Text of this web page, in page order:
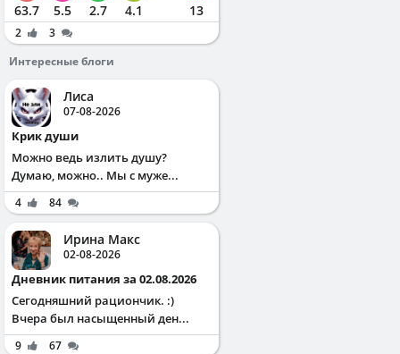
63.7 5.5 2.7 4.1 13
2
3
Интересные блоги
Лиса
07-08-2026
Крик души
Можно ведь излить душу?
Думаю, можно.. Мы с муже...
4 84
Ирина Макс
02-08-2026
Дневник питания за 02.08.2026
Сегодняшний рациончик. :)
Вчера был насыщенный ден...
9 67